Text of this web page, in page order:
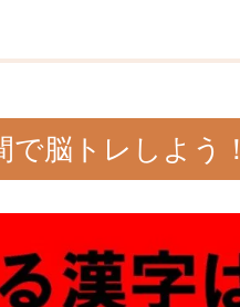
脳トレしよう！